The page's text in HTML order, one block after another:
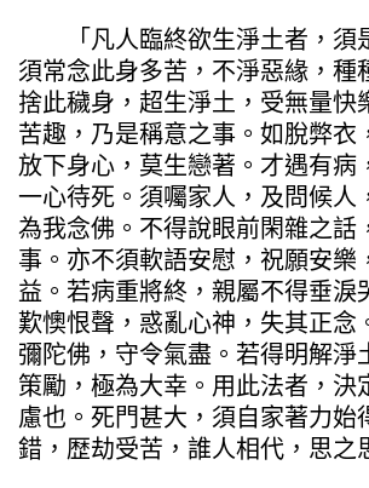
「凡人臨終欲生淨土者，須
須常念此身多苦，不淨惡緣，種
捨此穢身，超生淨土，受無量快
苦趣，乃是稱意之事。如脫弊衣
放下身心，莫生戀著。才遇有病
一心待死。須囑家人，及問候人
為我念佛。不得說眼前閑雜之話
事。亦不須軟語安慰，祝願安樂
益。若病重將終，親屬不得垂淚
歎懊恨聲，惑亂心神，失其正念
彌陀佛，守令氣盡。若得明解淨
策勵，極為大幸。用此法者，決
慮也。死門甚大，須自家著力始
錯，歴劫受苦，誰人相代，思之